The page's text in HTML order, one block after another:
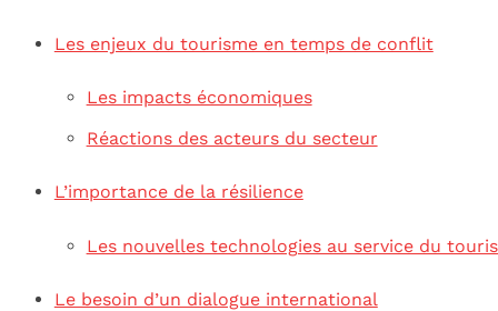
Les enjeux du tourisme en temps de conflit
Les impacts économiques
Réactions des acteurs du secteur
L’importance de la résilience
Les nouvelles technologies au service du
Le besoin d’un dialogue international